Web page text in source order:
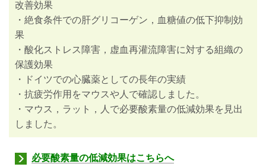
改善効果
・絶食条件での肝グリコーゲン，血糖値の低下抑制効
果
・酸化ストレス障害，虚血再灌流障害に対する組織の
保護効果
・ドイツでの心臓薬としての長年の実績
・抗疲労作用をマウスや人で確認しました。
・マウス，ラット，人で必要酸素量の低減効果を見出
しました。
必要酸素量の低減効果はこちらへ